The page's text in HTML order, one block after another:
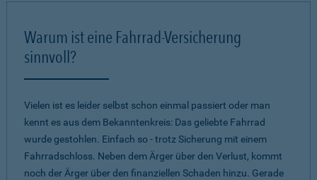
Warum ist eine Fahrrad-Versicherung
sinnvoll?
Vielen ist es leider selbst schon einmal passiert oder man
kennt es aus dem Bekanntenkreis: Das geliebte Fahrrad
wurde gestohlen. Einfach so - trotz Sicherung mit einem
Fahrradschloss. Neben dem Ärger über den Verlust, kommt
noch der Ärger über den finanziellen Schaden hinzu. Gerade